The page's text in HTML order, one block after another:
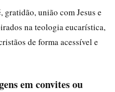
união com Jesus e
na teologia eucarística,
de forma acessível e
em convites ou